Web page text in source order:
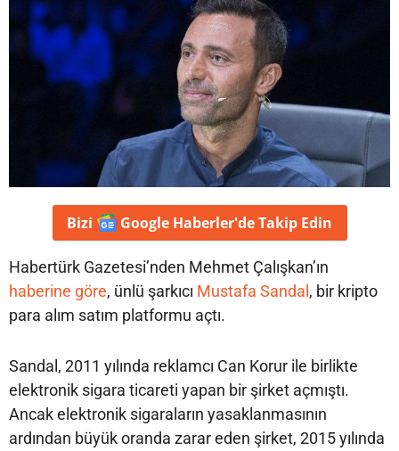
Bizi Google Haberler'deTakip Edin
Habertürk Gazetesi’nden Mehmet Çalışkan’ın
haberine göre, ünlü şarkıcı Mustafa Sandal , bir kripto
para alım satım platformu açtı.
Sandal, 2011 yılında reklamcı Can Korur ile birlikte
elektronik sigara ticareti yapan bir şirket açmıştı.
Ancak elektronik sigaraların yasaklanmasının
ardından büyük oranda zarar eden şirket, 2015 yılında